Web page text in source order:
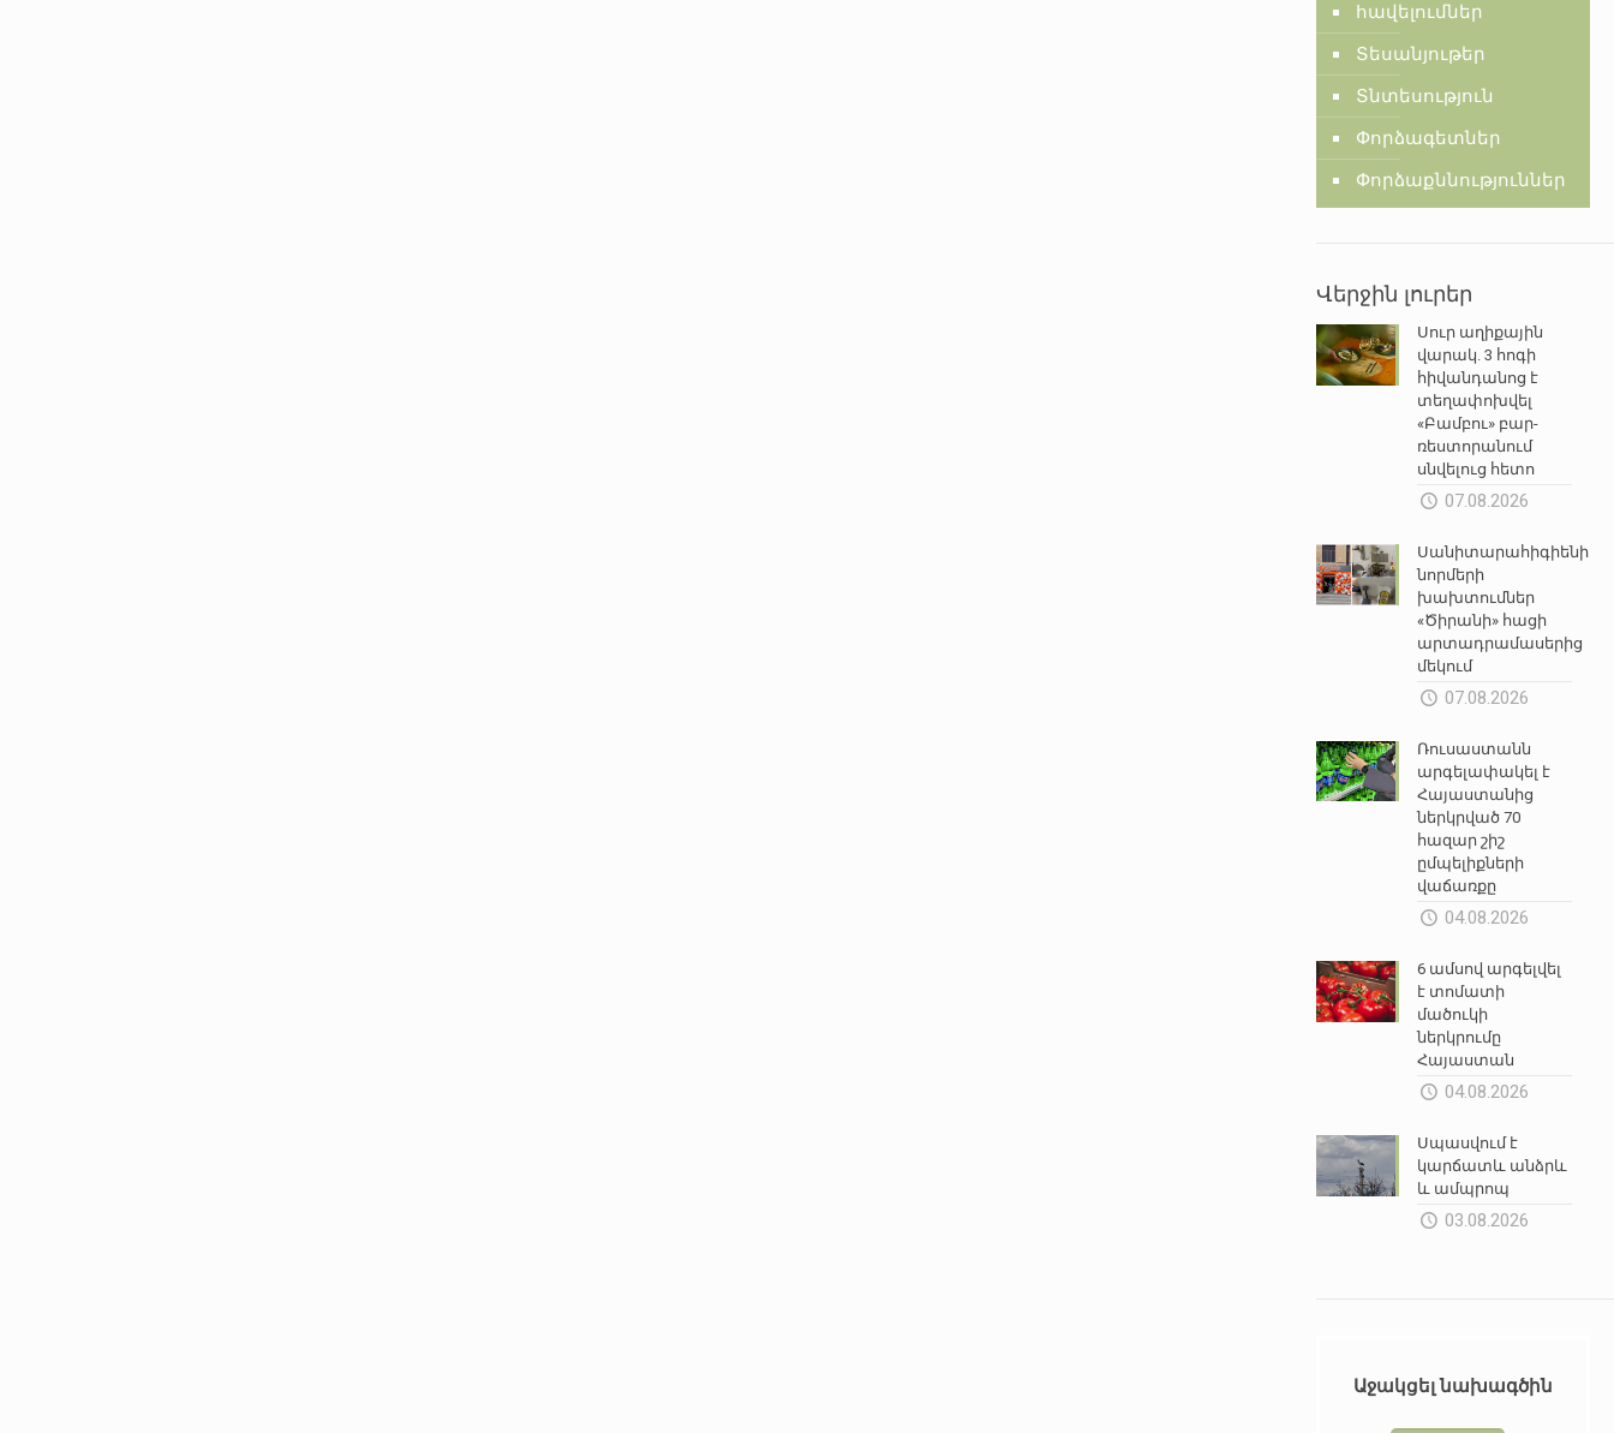
հավելումներ
Տեսանյութեր
Տնտեսություն
Փորձագետներ
Փորձաքննություններ
Վերջին լուրեր
Սուր աղիքային
վարակ. 3 հոգի
հիվանդանոց է
տեղափոխվել
«Բամբու» բար-
ռեստորանում
սնվելուց հետո
07.08.2026
Սանիտարահիգիենիկ
նորմերի
խախտումներ
«Ծիրանի» հացի
արտադրամասերից
մեկում
07.08.2026
Ռուսաստանն
արգելափակել է
Հայաստանից
ներկրված 70
հազար շիշ
ըմպելիքների
վաճառքը
04.08.2026
6 ամսով արգելվել
է տոմատի
մածուկի
ներկրումը
Հայաստան
04.08.2026
Սպասվում է
կարճատև անձրև
և ամպրոպ
03.08.2026
Աջակցել նախագծին